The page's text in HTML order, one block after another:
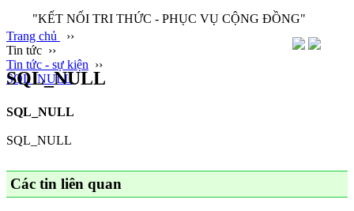
"KẾT NỐI TRI THỨC - PHỤC VỤ CỘNG ĐỒNG"
Trang chủ
››
Tin tức ››
Tin tức - sự kiện ››
SQL_NULL
SQL_NULL
SQL_NULL
SQL_NULL
Các tin liên quan